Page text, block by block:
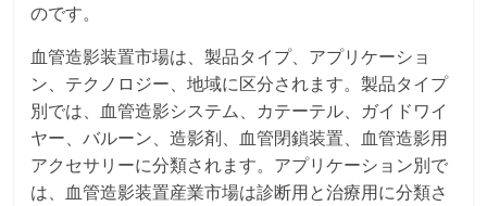
のです。
血管造影装置市場は、製品タイプ、アプリケーショ
ン、テクノロジー、地域に区分されます。製品タイプ
別では、血管造影システム、カテーテル、ガイドワイ
ヤー、バルーン、造影剤、血管閉鎖装置、血管造影用
アクセサリーに分類されます。アプリケーション別で
は、血管造影装置産業市場は診断用と治療用に分類さ